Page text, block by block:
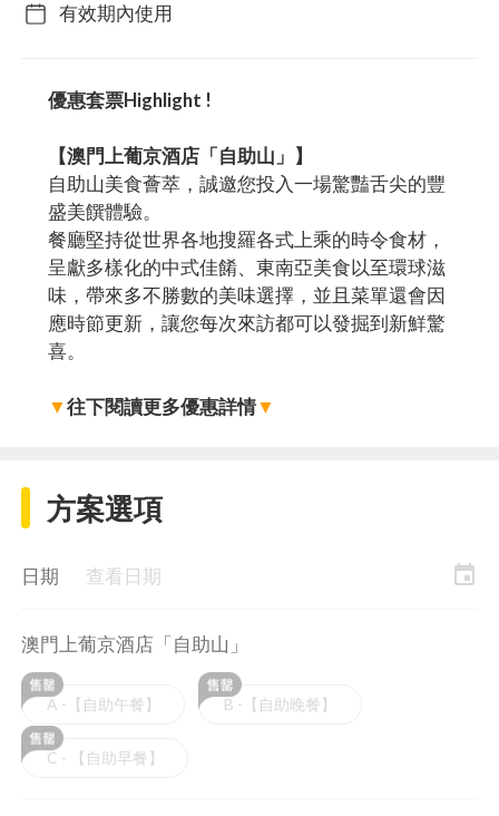
有效期內使用
優惠套票Highlight !
【澳門上葡京酒店「自助山」】
自助山美食薈萃，誠邀您投入一場驚豔舌尖的豐
盛美饌體驗。
餐廳堅持從世界各地搜羅各式上乘的時令食材，
呈獻多樣化的中式佳餚、東南亞美食以至環球滋
味，帶來多不勝數的美味選擇，並且菜單還會因
應時節更新，讓您每次來訪都可以發掘到新鮮驚
喜。
▼往下閱讀更多優惠詳情▼
方案選項
日期 查看日期 event
澳門上葡京酒店「自助山」
A -【自助午餐】 B -【自助晚餐】
C - 【自助早餐】